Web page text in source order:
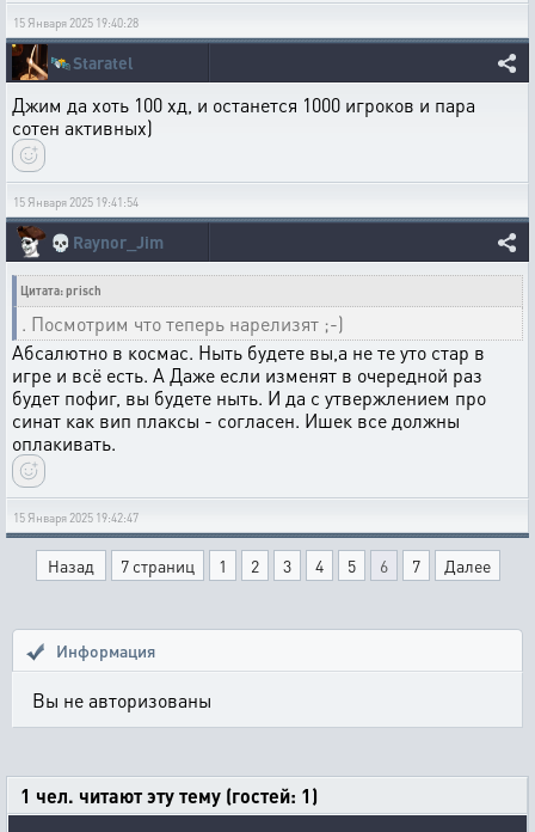
15 Января 2025 19:40:28
🛰️Staratel
Джим да хоть 100 хд, и останется 1000 игроков и пара
сотен активных)
15 Января 2025 19:41:54
💀 Raynor_Jim
Цитата: prisch
. Посмотрим что теперь нарелизят ;-)
Абсалютно в космас. Ныть будете вы,а не те уто стар в
игре и всё есть. А Даже если изменят в очередной раз
будет пофиг, вы будете ныть. И да с утвержлением про
синат как вип плаксы - согласен. Ишек все должны
оплакивать.
15 Января 2025 19:42:47
Назад 7 страниц 1 2 3 4 5 6 7 Далее
Информация
Вы не авторизованы
1 чел. читают эту тему (гостей: 1)